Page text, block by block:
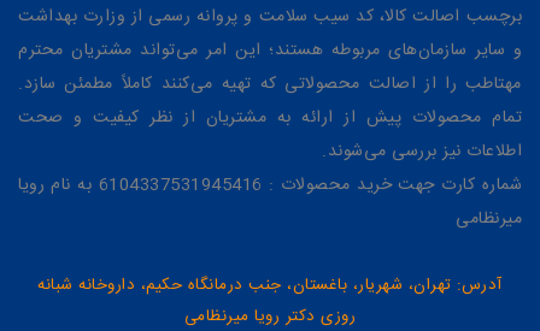
برچسب اصالت کالا، کد سیب سلامت و پروانه رسمی از وزارت بهداشت
و سایر سازمان‌های مربوطه هستند؛ این امر می‌تواند مشتریان محترم
مهتاطب را از اصالت محصولاتی که تهیه می‌کنند کاملاً مطمئن سازد.
تمام محصولات پیش از ارائه به مشتریان از نظر کیفیت و صحت
اطلاعات نیز بررسی می‌شوند.
شماره کارت جهت خرید محصولات : 6104337531945416 به نام رویا
میرنظامی
آدرس: تهران، شهریار، باغستان، جنب درمانگاه حکیم، داروخانه شبانه
روزی دکتر رویا میرنظامی